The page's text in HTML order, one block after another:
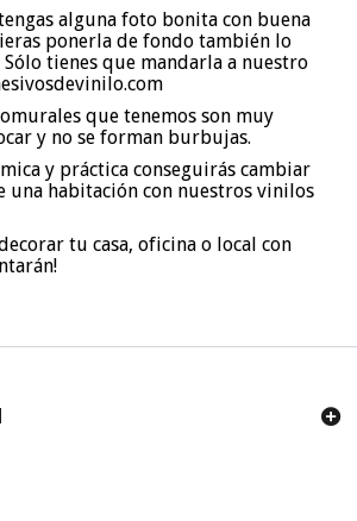
alguna foto bonita con buena
ponerla de fondo también lo
Sólo tienes que mandarla a nuestro
que tenemos son muy
y no se forman burbujas.
y práctica conseguirás cambiar
una habitación con nuestros vinilos
tu casa, oficina o local con